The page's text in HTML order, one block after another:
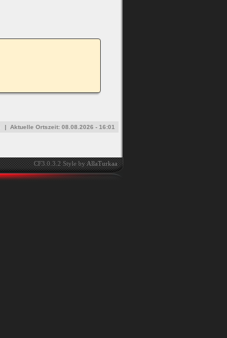
| Aktuelle Ortszeit: 08.08.2026 - 16:01
CF3.0.3.2 Style byAllaTurkaa